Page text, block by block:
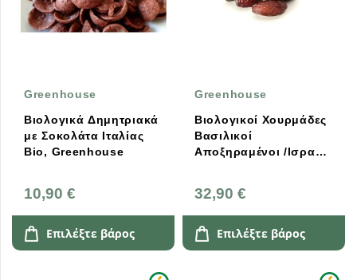
Greenhouse
Βιολογικά Δημητριακά
με Σοκολάτα Ιταλίας
Bio, Greenhouse
10,90 €
Επιλέξτε βάρος
Greenhouse
Βιολογικοί Χουρμάδες
Βασιλικοί
Αποξηραμένοι /Ισραήλ
32,90 €
Επιλέξτε βάρος